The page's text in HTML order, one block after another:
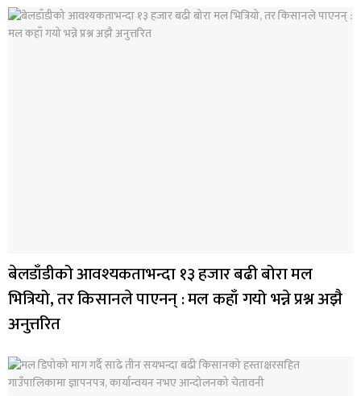
बेलडाँडीको आवश्यकताभन्दा १३ हजार बढी बोरा मल
भित्रियो, तर किसानले पाएनन् : मल कहाँ गयो भन्ने प्रश्न अझै
अनुत्तरित